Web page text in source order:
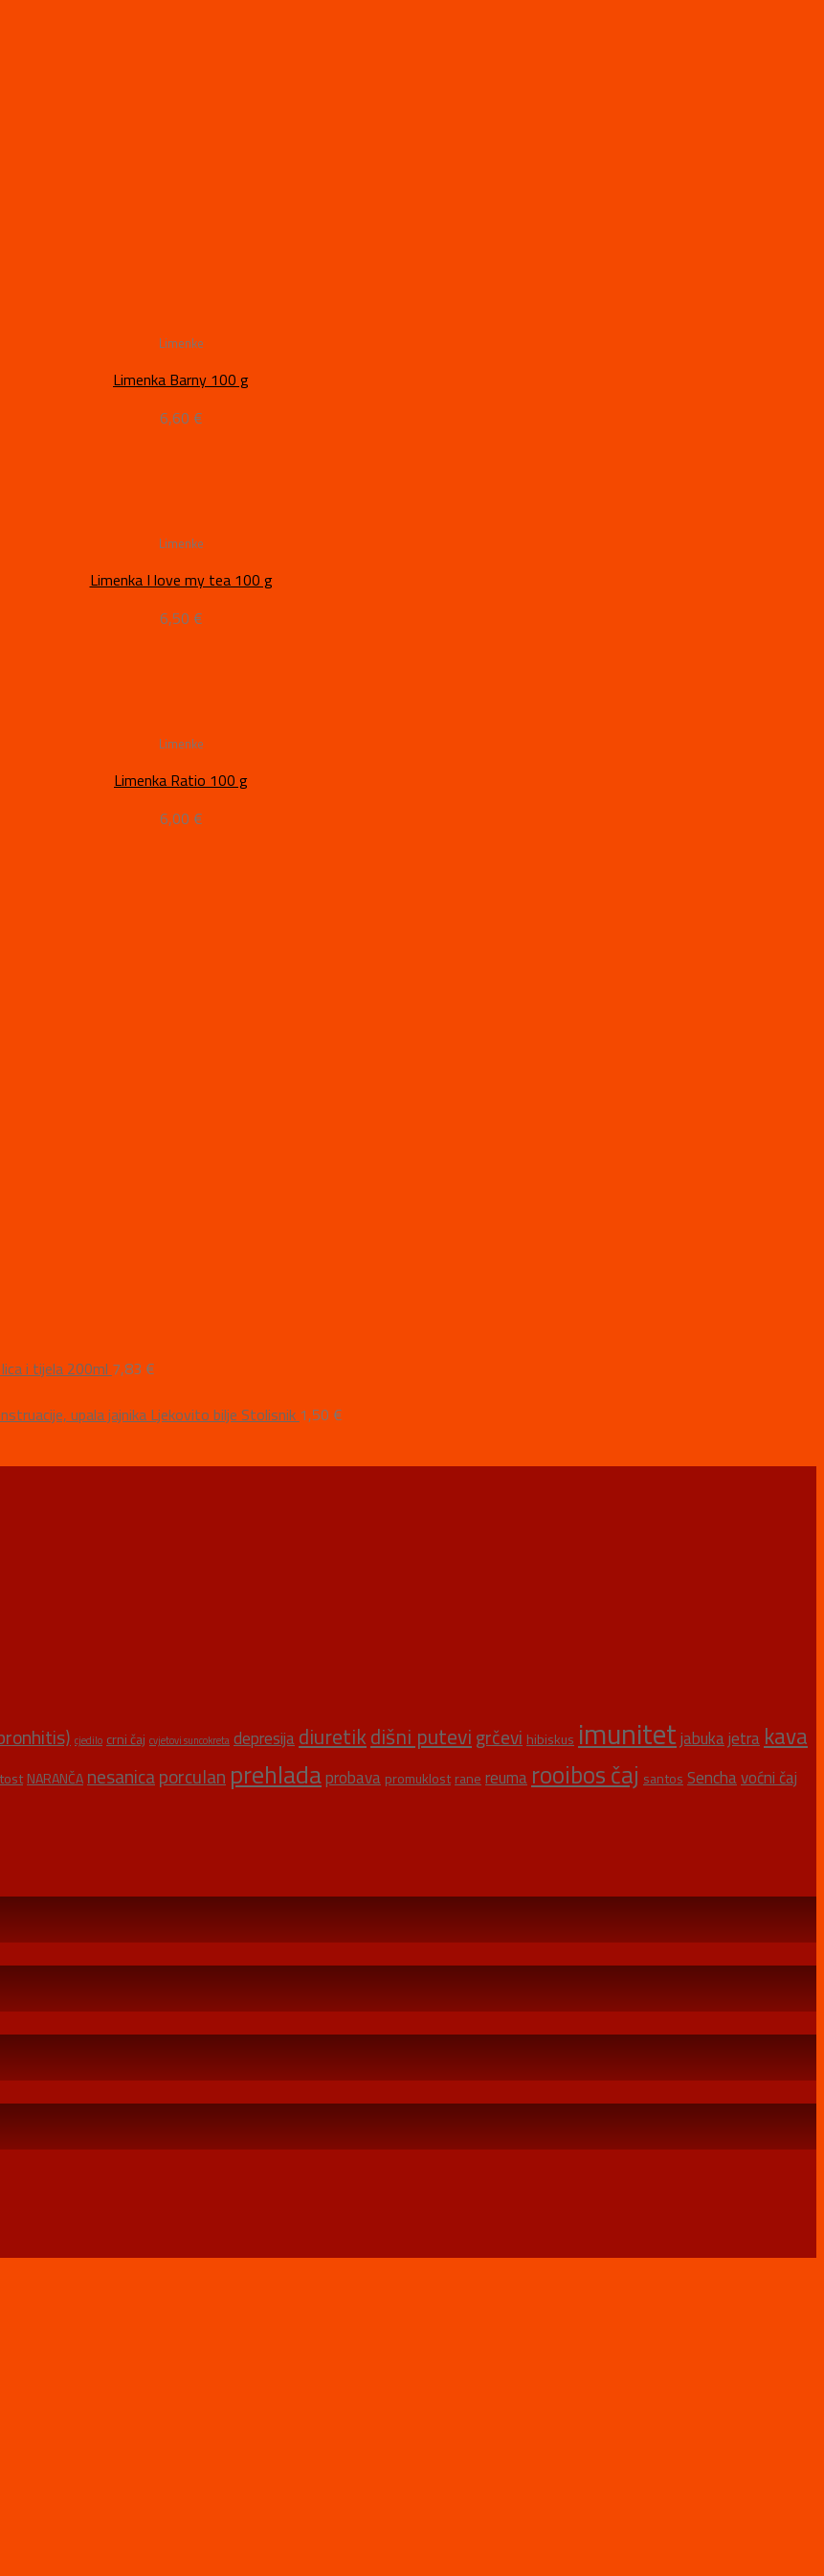
Limenke
Limenka Barny 100 g
6,60 €
Limenke
Limenka I love my tea 100 g
6,50 €
Limenke
Limenka Ratio 100 g
6,00 €
i tijela 200ml 7,83 €
Ljekovito bilje Stolisnik 1,50 €
cjedilo crni čaj cvjetovi suncokreta depresijadiuretikdišni putevi grčevi hibiskus imunitetjabukajetra kava
NARANČA nesanicaporculan prehladaprobava promuklost rane reuma rooibos čaj santos Senchavoćni čaj